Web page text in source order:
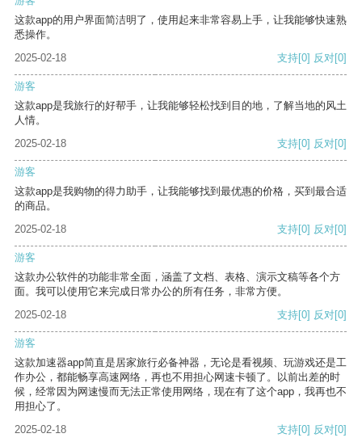
这款app的用户界面简洁明了，使用起来非常容易上手，让我能够快速熟
悉操作。
2025-02-18
支持[0] 反对[0]
游客
这款app是我旅行的好帮手，让我能够轻松找到目的地，了解当地的风土
人情。
2025-02-18
支持[0] 反对[0]
游客
这款app是我购物的得力助手，让我能够找到最优惠的价格，买到最合适
的商品。
2025-02-18
支持[0] 反对[0]
游客
这款办公软件的功能非常全面，涵盖了文档、表格、演示文稿等各个方
面。我可以使用它来完成日常办公的所有任务，非常方便。
2025-02-18
支持[0] 反对[0]
游客
这款加速器app简直是居家旅行必备神器，无论是看视频、玩游戏还是工
作办公，都能畅享高速网络，再也不用担心网速卡顿了。以前出差的时
候，经常因为网速慢而无法正常使用网络，现在有了这个app，我再也不
用担心了。
2025-02-18
支持[0] 反对[0]